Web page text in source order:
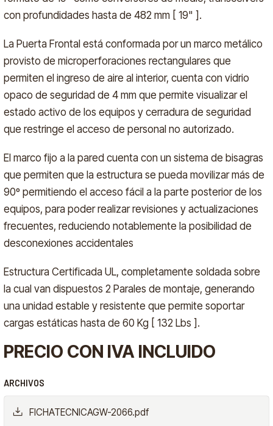
con profundidades hasta de 482 mm [ 19" ].
La Puerta Frontal está conformada por un marco metálico
provisto de microperforaciones rectangulares que
permiten el ingreso de aire al interior, cuenta con vidrio
opaco de seguridad de 4 mm que permite visualizar el
estado activo de los equipos y cerradura de seguridad
que restringe el acceso de personal no autorizado.
El marco fijo a la pared cuenta con un sistema de bisagras
que permiten que la estructura se pueda movilizar más de
90º permitiendo el acceso fácil a la parte posterior de los
equipos, para poder realizar revisiones y actualizaciones
frecuentes, reduciendo notablemente la posibilidad de
desconexiones accidentales
Estructura Certificada UL, completamente soldada sobre
la cual van dispuestos 2 Parales de montaje, generando
una unidad estable y resistente que permite soportar
cargas estáticas hasta de 60 Kg [ 132 Lbs ].
PRECIO CON IVA INCLUIDO
ARCHIVOS
FICHATECNICAGW-2066.pdf